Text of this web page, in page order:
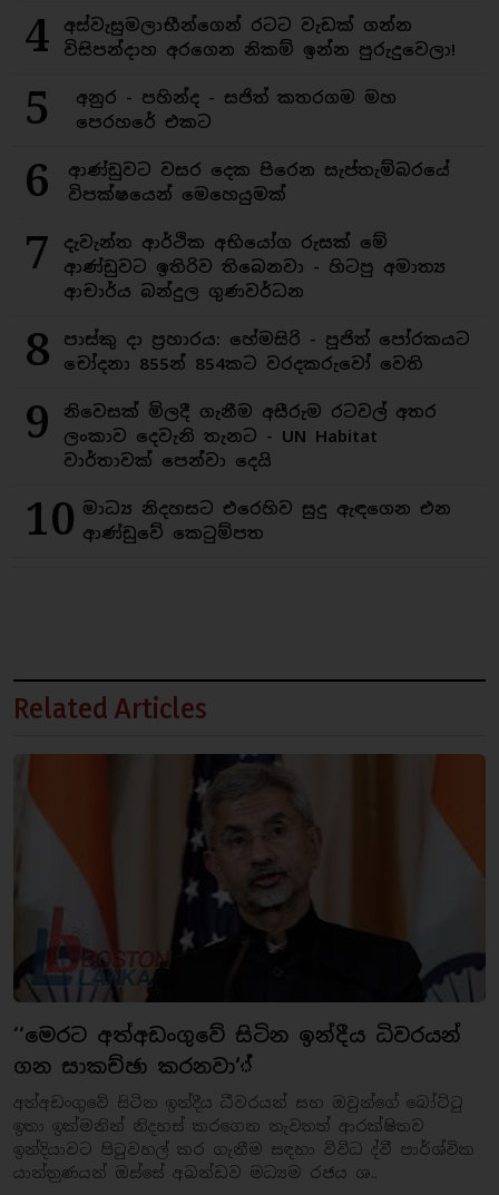
4
අස්වැසුමලාභීන්ගෙන් රටට වැඩක් ගන්න
විසිපන්දාහ අරගෙන නිකම් ඉන්න පුරුදුවෙලා!
5
අනුර - පහින්ද - සජිත් කතරගම මහ
පෙරහරේ එකට
6
ආණ්ඩුවට වසර දෙක පිරෙන සැප්තැම්බරයේ
විපක්ෂයෙන් මෙහෙයුමක්
7
දැවැන්ත ආර්ථික අභියෝග රුසක් මේ
ආණ්ඩුවට ඉතිරිව තිබෙනවා - හිටපු අමාත්‍ය
ආචාර්ය බන්දුල ගුණවර්ධන
8
පාස්කු දා ප්‍රහාරය: හේමසිරි - පූජිත් පෝරකයට
චෝදනා 855න් 854කට වරදකරුවෝ වෙති
9
නිවෙසක් මිලදී ගැනීම අසීරුම රටවල් අතර
ලංකාව දෙවැනි තැනට - UN Habitat
වාර්තාවක් පෙන්වා දෙයි
10 මාධ්‍ය නිදහසට එරෙහිව සුදු ඇඳගෙන එන
ආණ්ඩුවේ කෙටුම්පත
Related Articles
‘‘මෙරට අත්අඩංගුවේ සිටින ඉන්දීය ධිවරයන්
ගන සාකච්ඡා කරනවා‘්
අත්අඩංගුවේ සිටින ඉන්දීය ධීවරයන් සහ ඔවුන්ගේ බෝට්ටු
ඉතා ඉක්මනින් නිදහස් කරගෙන නැවතත් ආරක්ෂිතව
ඉන්දියාවට පිටුවහල් කර ගැනීම සඳහා විවිධ ද්වී පාර්ශ්වික
යාන්ත්‍රණයන් ඔස්සේ අඛන්ඩව මධ්‍යම රජය ශ..